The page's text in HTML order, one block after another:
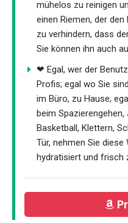
mühelos zu reinigen
einen Riemen, der
zu verhindern, dass
Sie können ihn auch
❤ Egal, wer der
Profis; egal wo Sie
im Büro, zu Hause;
beim
Basketball, Klettern,
Tür, nehmen Sie
hydratisiert und frisch